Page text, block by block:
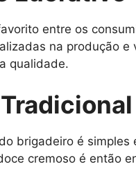
entre os
na produção
qualidade.
brigadeiro é
cremoso é então